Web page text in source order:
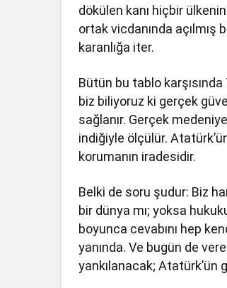
dökülen kanı hiçbir
ortak vicdanında açılmış
karanlığa iter.
Bütün bu tablo
biz biliyoruz ki gerçek
sağlanır. Gerçek
indiğiyle ölçülür.
korumanın iradesidir.
Belki de soru şudur: Biz
bir dünya mı; yoksa
boyunca cevabını hep
yanında. Ve bugün de
yankılanacak; Atatürk’ün